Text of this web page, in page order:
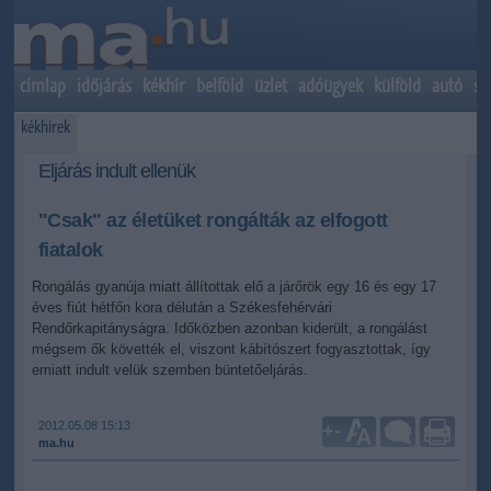
címlap időjárás kékhír belföld üzlet adóügyek külföld autó
kékhírek
Eljárás indult ellenük
"Csak" az életüket rongálták az elfogott
fiatalok
Rongálás gyanúja miatt állítottak elő a járőrök egy 16 és egy 17
éves fiút hétfőn kora délután a Székesfehérvári
Rendőrkapitányságra. Időközben azonban kiderült, a rongálást
mégsem ők követték el, viszont kábítószert fogyasztottak, így
emiatt indult velük szemben büntetőeljárás.
2012.05.08 15:13
ma.hu
+-